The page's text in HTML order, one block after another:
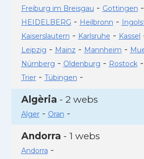
Freiburg im Breisgau - Gottingen -
HEIDELBERG - Heilbronn -
Kaiserslautern - Karlsruhe - Kassel
Leipzig - Mainz - Mannheim -
Nürnberg - Oldenburg - Rostock-
Trier- Tübingen -
Algèria - 2 webs
Alger- Oran -
Andorra - 1 webs
Andorra -